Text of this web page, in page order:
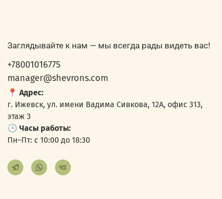
Заглядывайте к нам — мы всегда рады видеть вас!
+78001016775
manager@shevrons.com
📍 Адрес:
г. Ижевск, ул. имени Вадима Сивкова, 12А, офис 313,
этаж 3
🕒 Часы работы:
Пн–Пт: с 10:00 до 18:30